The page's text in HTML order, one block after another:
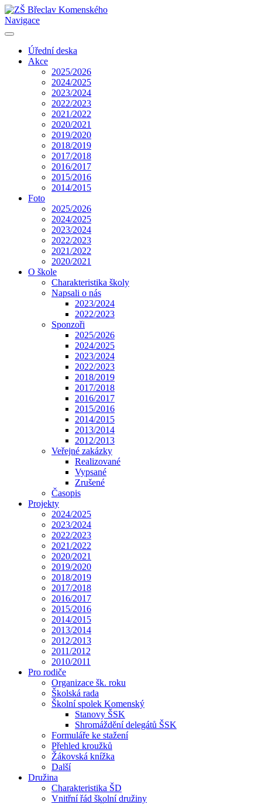
Navigace
Úřední deska
Akce
2025/2026
2024/2025
2023/2024
2022/2023
2021/2022
2020/2021
2019/2020
2018/2019
2017/2018
2016/2017
2015/2016
2014/2015
Foto
2025/2026
2024/2025
2023/2024
2022/2023
2021/2022
2020/2021
O škole
Charakteristika školy
Napsali o nás
2023/2024
2022/2023
Sponzoři
2025/2026
2024/2025
2023/2024
2022/2023
2018/2019
2017/2018
2016/2017
2015/2016
2014/2015
2013/2014
2012/2013
Veřejné zakázky
Realizované
Vypsané
Zrušené
Časopis
Projekty
2024/2025
2023/2024
2022/2023
2021/2022
2020/2021
2019/2020
2018/2019
2017/2018
2016/2017
2015/2016
2014/2015
2013/2014
2012/2013
2011/2012
2010/2011
Pro rodiče
Organizace šk. roku
Školská rada
Školní spolek Komenský
Stanovy ŠSK
Shromáždění delegátů ŠSK
Formuláře ke stažení
Přehled kroužků
Žákovská knížka
Další
Družina
Charakteristika ŠD
Vnitřní řád školní družiny